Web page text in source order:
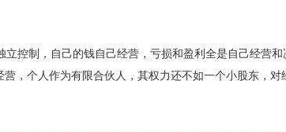
控制，自己的钱自己经营，亏损和盈利全是自己经营
，个人作为有限合伙人，其权力还不如一个小股东，对